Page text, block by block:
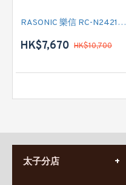
RASONIC 樂信 RC-N2421E 二匹半 R32雪種 淨冷窗口式冷氣機
HK$7,670 HK$10,700
太子分店